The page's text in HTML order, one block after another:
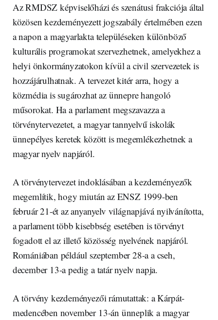
Az RMDSZ képviselőházi és szenátusi frakciója által
közösen kezdeményezett jogszabály értelmében ezen
a napon a magyarlakta településeken különböző
kulturális programokat szervezhetnek, amelyekhez a
helyi önkormányzatokon kívül a civil szervezetek is
hozzájárulhatnak. A tervezet kitér arra, hogy a
közmédia is sugározhat az ünnepre hangoló
műsorokat. Ha a parlament megszavazza a
törvénytervezetet, a magyar tannyelvű iskolák
ünnepélyes keretek között is megemlékezhetnek a
magyar nyelv napjáról.
A törvénytervezet indoklásában a kezdeményezők
megemlítik, hogy miután az ENSZ 1999-ben
február 21-ét az anyanyelv világnapjává nyilvánította,
a parlament több kisebbség esetében is törvényt
fogadott el az illető közösség nyelvének napjáról.
Romániában például szeptember 28-a a cseh,
december 13-a pedig a tatár nyelv napja.
A törvény kezdeményezői rámutattak: a Kárpát-
medencében november 13-án ünneplik a magyar